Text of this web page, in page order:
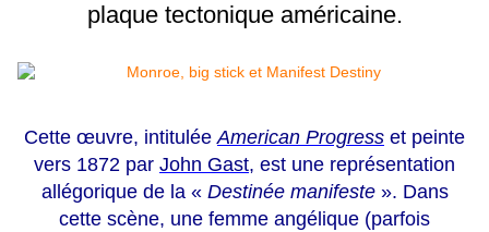
plaque tectonique américaine.
Cette œuvre, intituléeAmerican Progress et peinte
vers 1872 par John Gast, est une représentation
allégorique de la « Destinée manifeste». Dans
cette scène, une femme angélique (parfois